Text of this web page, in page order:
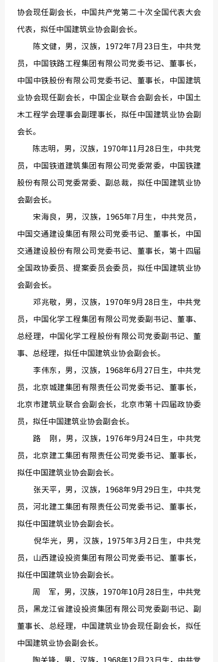
中国建
协会现任副会长，中国共产党第二十次全国代表大会
代表，拟任中国建筑业协会副会长。
陈文健，男，汉族，1972年7月23日生，中共党
员，中国铁路工程集团有限公司党委书记、董事长，
中国中铁股份有限公司党委书记、董事长，中国建筑
业协会现任副会长，中国企业联合会副会长，中国土
木工程学会理事会副理事长，拟任中国建筑业协会副
会长。
陈志明，男，汉族，1970年11月28日生，中共党
员，中国铁道建筑集团有限公司党委常委，中国铁建
股份有限公司党委常委、副总裁，拟任中国建筑业协
会副会长。
宋海良，男，汉族，1965年7月生，中共党员，
中国交通建设集团有限公司党委书记、董事长，中国
交通建设股份有限公司党委书记、董事长，第十四届
全国政协委员、提案委员会委员，拟任中国建筑业协
会副会长。
邓兆敬，男，汉族，1970年9月28日生，中共党
员，中国化学工程集团有限公司党委副书记、董事、
总经理，中国化学工程股份有限公司党委副书记、董
事、总经理，拟任中国建筑业协会副会长。
李伟东，男，汉族，1968年6月27日生，中共党
员，北京城建集团有限责任公司党委书记、董事长，
北京市建筑业联合会副会长，北京市第十四届政协委
员，拟任中国建筑业协会副会长。
路 刚，男，汉族，1976年9月24日生，中共党
员，北京建工集团有限责任公司党委书记、董事长，
拟任中国建筑业协会副会长。
张天平，男，汉族，1968年9月29日生，中共党
员，河北建工集团有限责任公司党委书记、董事长，
拟任中国建筑业协会副会长。
倪华光，男，汉族，1975年3月2日生，中共党
员，山西建设投资集团有限公司党委书记、董事长，
拟任中国建筑业协会副会长。
周 军，男，汉族，1970年10月28日生，中共党
员，黑龙江省建设投资集团有限公司党委副书记、副
董事长、总经理，中国建筑业协会现任副会长，拟任
中国建筑业协会副会长。
陶关锋，男，汉族，1968年12月23日生，中共党